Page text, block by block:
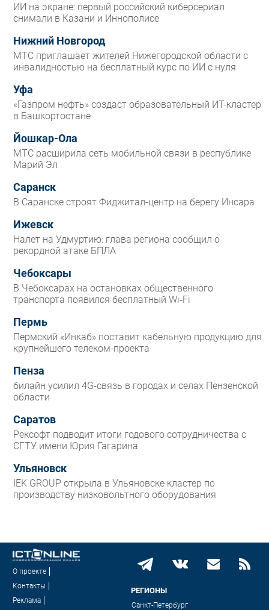
ИИ на экране: первый российский киберсериал
снимали в Казани и Иннополисе
Нижний Новгород
МТС приглашает жителей Нижегородской области с
инвалидностью на бесплатный курс по ИИ с нуля
Уфа
«Газпром нефть» создаст образовательный ИТ-кластер
в Башкортостане
Йошкар-Ола
МТС расширила сеть мобильной связи в республике
Марий Эл
Саранск
В Саранске строят Фиджитал-центр на берегу Инсара
Ижевск
Налет на Удмуртию: глава региона сообщил о
рекордной атаке БПЛА
Чебоксары
В Чебоксарах на остановках общественного
транспорта появился бесплатный Wi‑Fi
Пермь
Пермский «Инкаб» поставит кабельную продукцию для
крупнейшего телеком-проекта
Пенза
билайн усилил 4G-связь в городах и селах Пензенской
области
Саратов
Рексофт подводит итоги годового сотрудничества с
СГТУ имени Юрия Гагарина
Ульяновск
IEK GROUP открыла в Ульяновске кластер по
производству низковольтного оборудования
О проекте
Контакты
Реклама
РЕГИОНЫ
Санкт-Петербург